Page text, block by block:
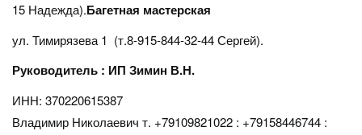
15 Надежда).Багетная мастерская
ул. Тимирязева 1 (т.8-915-844-32-44 Сергей).
Руководитель : ИП Зимин В.Н.
ИНН: 370220615387
Владимир Николаевич т. +79109821022 : +79158446744 :